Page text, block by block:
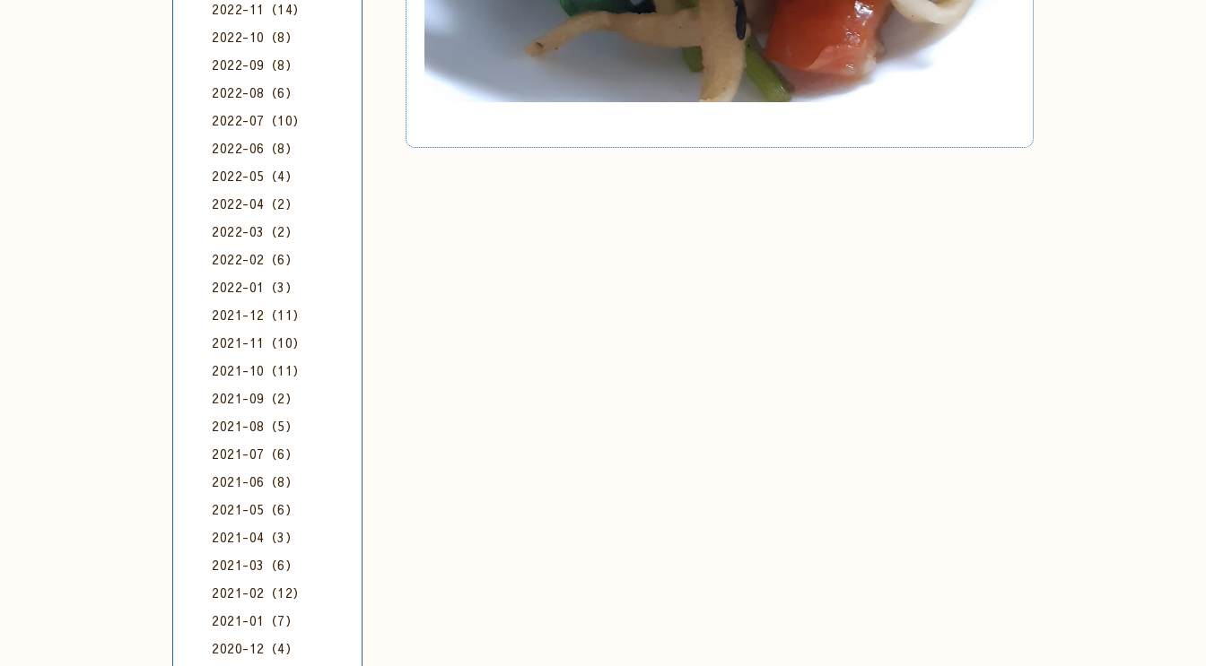
2022-11（14）
2022-10（8）
2022-09（8）
2022-08（6）
2022-07（10）
2022-06（8）
2022-05（4）
2022-04（2）
2022-03（2）
2022-02（6）
2022-01（3）
2021-12（11）
2021-11（10）
2021-10（11）
2021-09（2）
2021-08（5）
2021-07（6）
2021-06（8）
2021-05（6）
2021-04（3）
2021-03（6）
2021-02（12）
2021-01（7）
2020-12（4）